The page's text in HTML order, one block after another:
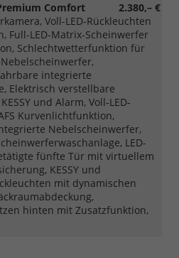
PAP
2.380,– €
Comfort
Voll-LED-Rückleuchten
Full-LED-Matrix-Scheinwerfer
Schlechtwetterfunktion für
integrierte
Elektrisch verstellbare
und Alarm, Voll-LED-
Kurvenlichtfunktion,
Nebelscheinwerfer,
LED-
fünfte Tür mit virtuellem
KESSY und
mit dynamischen
hinten mit Zusatzfunktion,